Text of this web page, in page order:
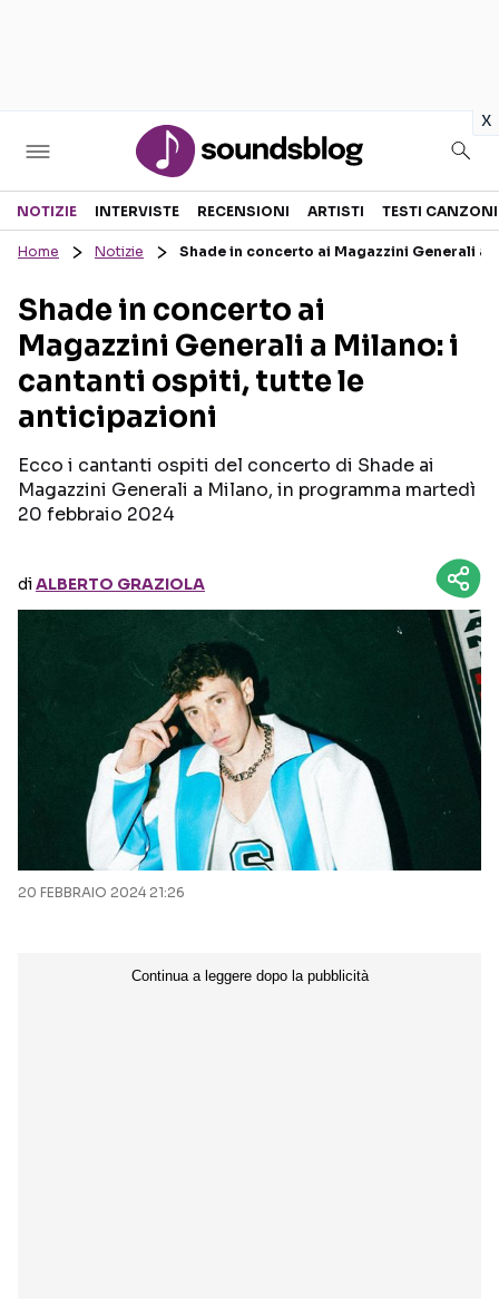
x
Sezioni
RECENSIONI MUSICALI
INTERVISTE
GOSSIP E CURIOSITÀ
TESTI CANZONI
TOUR ED EVENTI
TALENT SHOW
NOTIZIE INTERVISTE RECENSIONI ARTISTI TESTI CANZONI
Home Notizie Shade in concerto ai Magazzini Generali
Shade in concerto ai
Magazzini Generali a Milano: i
cantanti ospiti, tutte le
anticipazioni
Ecco i cantanti ospiti del concerto di Shade ai
Magazzini Generali a Milano, in programma martedì
20 febbraio 2024
diALBERTO GRAZIOLA
20 FEBBRAIO 2024 21:26